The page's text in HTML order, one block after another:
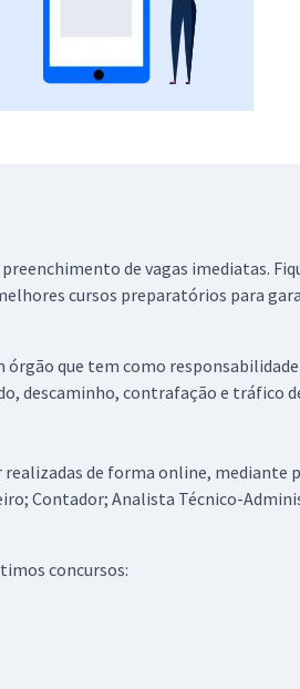
de vagas imediatas.
cursos preparatórios para
órgão que tem como
descaminho, contrafação e tráfico
de forma online,
Contador; Analista Técnico-
concursos: